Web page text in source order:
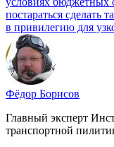
постараться сделать
в привилегию для
Фёдор Борисов
Главный эксперт
транспортной